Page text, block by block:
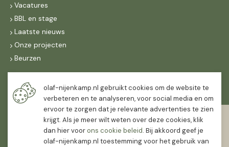
Vacatures
BBL en stage
Laatste nieuws
Onze projecten
Beurzen
Maandag t/m vrijdag
07:30-
16:30
12:00
olaf-nijenkamp.nl gebruikt cookies om de website te
verbeteren en te analyseren, voor social media en om
ervoor te zorgen dat je relevante advertenties te zien
krijgt. Als je meer wilt weten over deze cookies, klik
dan hier voorons cookie beleid. Bij akkoord geef je
olaf-nijenkamp.nl toestemming voor het gebruik van